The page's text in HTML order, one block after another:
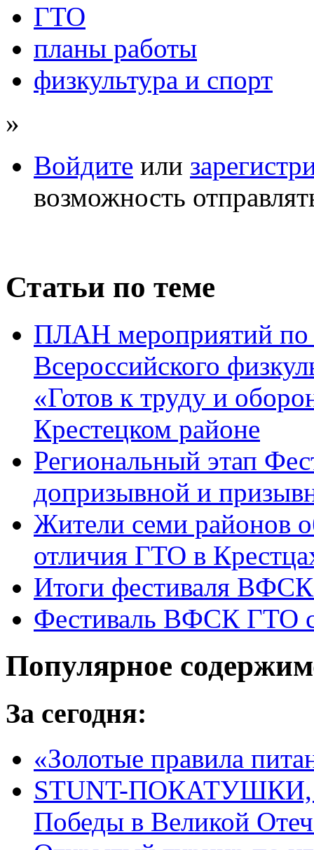
ГТО
планы работы
физкультура и спорт
»
Войдите или
возможность
Статьи по теме
ПЛАН мероприятий по
Всероссийского
«Готов к труду и
Крестецком районе
Региональный этап
допризывной и
Жители семи районов
отличия ГТО в
Итоги фестиваля
Фестиваль ВФСК ГТО
Популярное
За сегодня:
«Золотые правила
STUNT-ПОКАТУШКИ,
Победы в Великой